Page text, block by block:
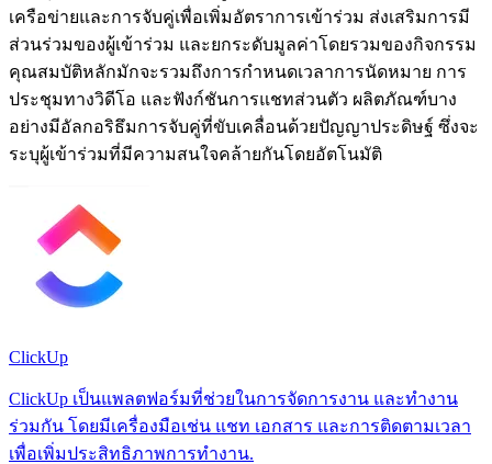
เครือข่ายและการจับคู่เพื่อเพิ่มอัตราการเข้าร่วม ส่งเสริมการมี
ส่วนร่วมของผู้เข้าร่วม และยกระดับมูลค่าโดยรวมของกิจกรรม
คุณสมบัติหลักมักจะรวมถึงการกำหนดเวลาการนัดหมาย การ
ประชุมทางวิดีโอ และฟังก์ชันการแชทส่วนตัว ผลิตภัณฑ์บาง
อย่างมีอัลกอริธึมการจับคู่ที่ขับเคลื่อนด้วยปัญญาประดิษฐ์ ซึ่งจะ
ระบุผู้เข้าร่วมที่มีความสนใจคล้ายกันโดยอัตโนมัติ
ClickUp
ClickUp เป็นแพลตฟอร์มที่ช่วยในการจัดการงาน และทำงาน
ร่วมกัน โดยมีเครื่องมือเช่น แชท เอกสาร และการติดตามเวลา
เพื่อเพิ่มประสิทธิภาพการทำงาน.